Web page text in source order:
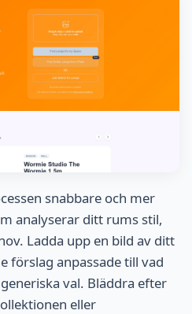
snabbare och mer
analyserar ditt rums stil,
Ladda upp en bild av ditt
förslag anpassade till vad
val. Bläddra efter
eller